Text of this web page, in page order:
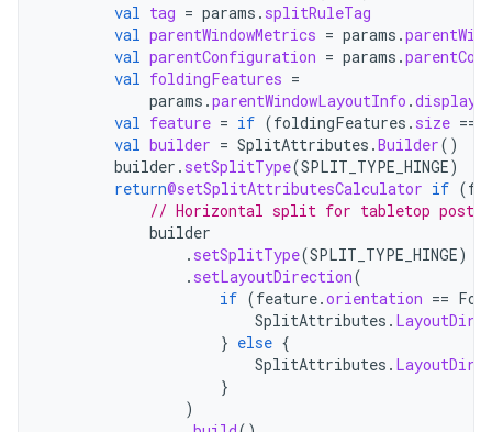
val tag = params . splitRuleTag
val parentWindowMetrics = params .
val parentConfiguration = params .
val foldingFeatures =
params .parentWindowLayoutInfo .
val feature = if (foldingFeatures . size ==
val builder = SplitAttributes .Builder()
builder . setSplitType(SPLIT_TYPE_HINGE)
return@setSplitAttributesCalculator if (
// Horizontal split for tabletop
builder
. setSplitType(SPLIT_TYPE_HINGE)
. setLayoutDirection(
if (feature.orientation ==
SplitAttributes .
} else {
SplitAttributes .
}
)